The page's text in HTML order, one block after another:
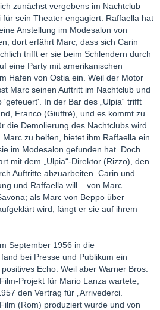
zunächst vergebens im Nachtclub
für sein Theater engagiert. Raffaella hat
Anstellung im Modesalon von
dort erfährt Marc, dass sich Carin
trifft er sie beim Schlendern durch
eine Party mit amerikanischen
Hafen von Ostia ein. Weil der Motor
Marc seinen Auftritt im Nachtclub und
In der Bar des „Ulpia“ trifft
Franco (Giuffrè), und es kommt zu
die Demolierung des Nachtclubs wird
zu helfen, bietet ihm Raffaella ein
im Modesalon gefunden hat. Doch
mit dem „Ulpia“-Direktor (Rizzo), den
Auftritte abzuarbeiten. Carin und
und Raffaella will – von Marc
als Marc von Beppo über
wird, fängt er sie auf ihrem
September 1956 in die
bei Presse und Publikum ein
Echo. Weil aber Warner Bros.
Projekt für Mario Lanza wartete,
den Vertrag für „Arrivederci.
(Rom) produziert wurde und von